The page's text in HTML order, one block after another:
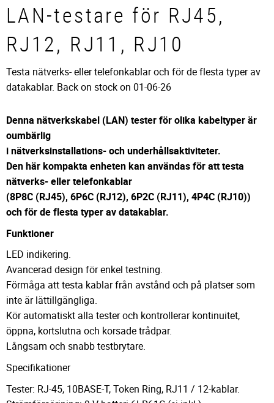
LAN-testare för RJ45,
RJ12, RJ11, RJ10
Testa nätverks- eller telefonkablar och för de flesta typer av
datakablar. Back on stock on 01-06-26
Denna nätverkskabel (LAN) tester för olika kabeltyper är
oumbärlig
i nätverksinstallations- och underhållsaktiviteter.
Den här kompakta enheten kan användas för att testa
nätverks- eller telefonkablar
(8P8C (RJ45), 6P6C (RJ12), 6P2C (RJ11), 4P4C (RJ10))
och för de flesta typer av datakablar.
Funktioner
LED indikering.
Avancerad design för enkel testning.
Förmåga att testa kablar från avstånd och på platser som
inte är lättillgängliga.
Kör automatiskt alla tester och kontrollerar kontinuitet,
öppna, kortslutna och korsade trådpar.
Långsam och snabb testbrytare.
Specifikationer
Tester: RJ-45, 10BASE-T, Token Ring, RJ11 / 12-kablar.